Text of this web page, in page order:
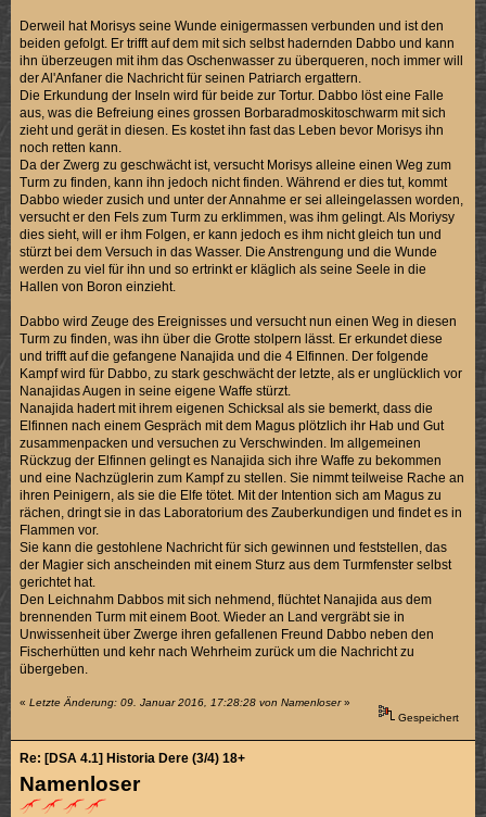
Derweil hat Morisys seine Wunde einigermassen verbunden und ist den
beiden gefolgt. Er trifft auf dem mit sich selbst hadernden Dabbo und kann
ihn überzeugen mit ihm das Oschenwasser zu überqueren, noch immer will
der Al'Anfaner die Nachricht für seinen Patriarch ergattern.
Die Erkundung der Inseln wird für beide zur Tortur. Dabbo löst eine Falle
aus, was die Befreiung eines grossen Borbaradmoskitoschwarm mit sich
zieht und gerät in diesen. Es kostet ihn fast das Leben bevor Morisys ihn
noch retten kann.
Da der Zwerg zu geschwächt ist, versucht Morisys alleine einen Weg zum
Turm zu finden, kann ihn jedoch nicht finden. Während er dies tut, kommt
Dabbo wieder zusich und unter der Annahme er sei alleingelassen worden,
versucht er den Fels zum Turm zu erklimmen, was ihm gelingt. Als Moriysy
dies sieht, will er ihm Folgen, er kann jedoch es ihm nicht gleich tun und
stürzt bei dem Versuch in das Wasser. Die Anstrengung und die Wunde
werden zu viel für ihn und so ertrinkt er kläglich als seine Seele in die
Hallen von Boron einzieht.
Dabbo wird Zeuge des Ereignisses und versucht nun einen Weg in diesen
Turm zu finden, was ihn über die Grotte stolpern lässt. Er erkundet diese
und trifft auf die gefangene Nanajida und die 4 Elfinnen. Der folgende
Kampf wird für Dabbo, zu stark geschwächt der letzte, als er unglücklich vor
Nanajidas Augen in seine eigene Waffe stürzt.
Nanajida hadert mit ihrem eigenen Schicksal als sie bemerkt, dass die
Elfinnen nach einem Gespräch mit dem Magus plötzlich ihr Hab und Gut
zusammenpacken und versuchen zu Verschwinden. Im allgemeinen
Rückzug der Elfinnen gelingt es Nanajida sich ihre Waffe zu bekommen
und eine Nachzüglerin zum Kampf zu stellen. Sie nimmt teilweise Rache an
ihren Peinigern, als sie die Elfe tötet. Mit der Intention sich am Magus zu
rächen, dringt sie in das Laboratorium des Zauberkundigen und findet es in
Flammen vor.
Sie kann die gestohlene Nachricht für sich gewinnen und feststellen, das
der Magier sich anscheinden mit einem Sturz aus dem Turmfenster selbst
gerichtet hat.
Den Leichnahm Dabbos mit sich nehmend, flüchtet Nanajida aus dem
brennenden Turm mit einem Boot. Wieder an Land vergräbt sie in
Unwissenheit über Zwerge ihren gefallenen Freund Dabbo neben den
Fischerhütten und kehr nach Wehrheim zurück um die Nachricht zu
übergeben.
«Letzte Änderung: 09. Januar 2016, 17:28:28 von Namenloser»
Gespeichert
Namenloser
Re: [DSA 4.1] Historia Dere (3/4) 18+